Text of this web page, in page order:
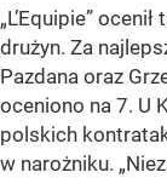
„L’Equipie”
drużyn. Za
Pazdana oraz
oceniono na 7. U
polskich
w narożniku.